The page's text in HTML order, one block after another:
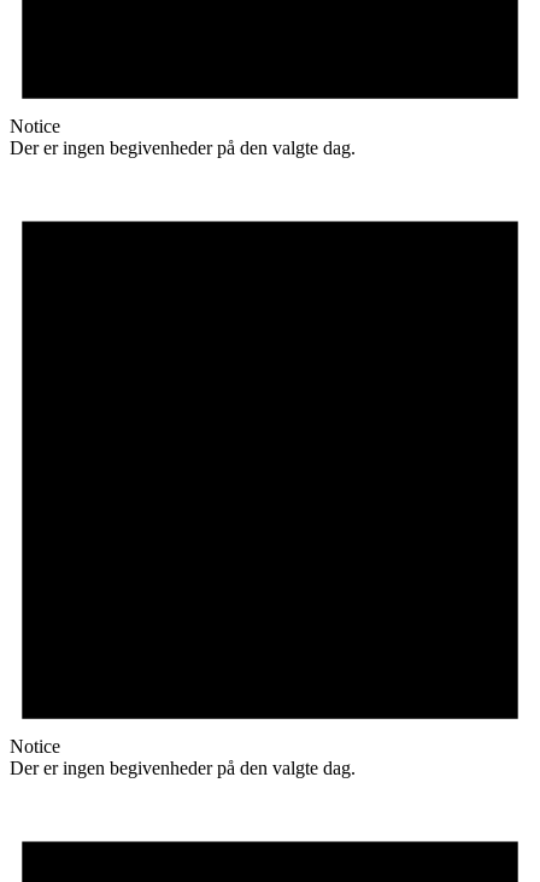
Notice
Der er ingen begivenheder på den valgte dag.
Notice
Der er ingen begivenheder på den valgte dag.